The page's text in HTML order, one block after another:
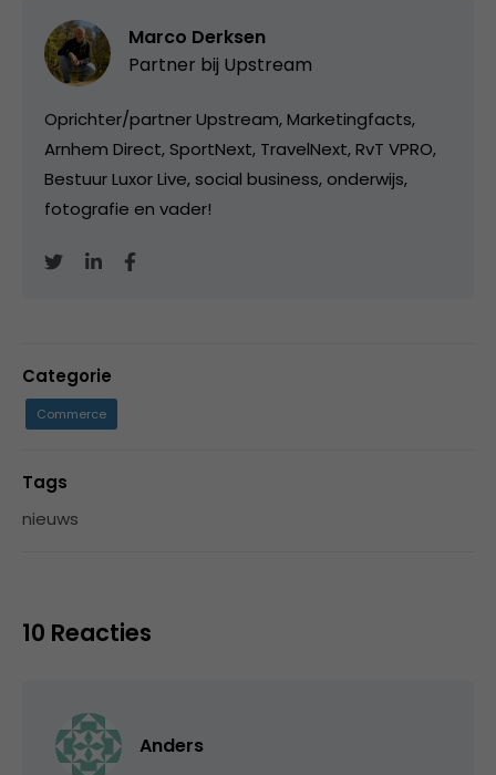
Marco Derksen
Partner bij Upstream
Oprichter/partner Upstream, Marketingfacts,
Arnhem Direct, SportNext, TravelNext, RvT VPRO,
Bestuur Luxor Live, social business, onderwijs,
fotografie en vader!
Categorie
Commerce
Tags
nieuws
10 Reacties
Anders